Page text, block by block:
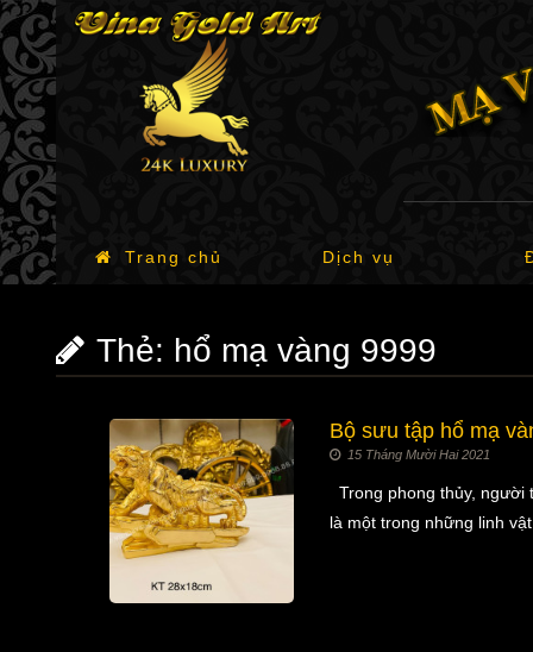
Trang chủ Dịch vụ
Thẻ: hổ mạ vàng 9999
Bộ sưu tập hổ mạ
15 Tháng Mười Hai 2021
Trong phong thủy, người
là một trong những linh